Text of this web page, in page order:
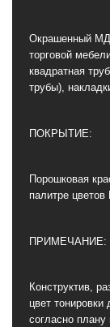
Окрашенный
торговой
квадратная
трубы),
ПОКРЫТИЕ:
Порошковая
палитре цветов
ПРИМЕЧАНИЕ:
Конструктив,
цвет
согласно